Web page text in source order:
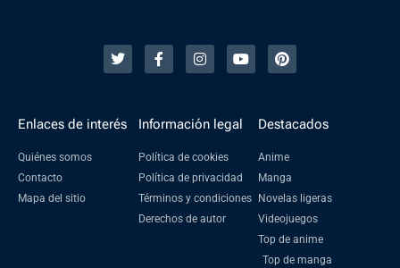
Enlaces de interés
Quiénes somos
Contacto
Mapa del sitio
Información legal
Política de cookies
Política de privacidad
Términos y condiciones
Derechos de autor
Destacados
Anime
Manga
Novelas ligeras
Videojuegos
Top de anime
Top de manga